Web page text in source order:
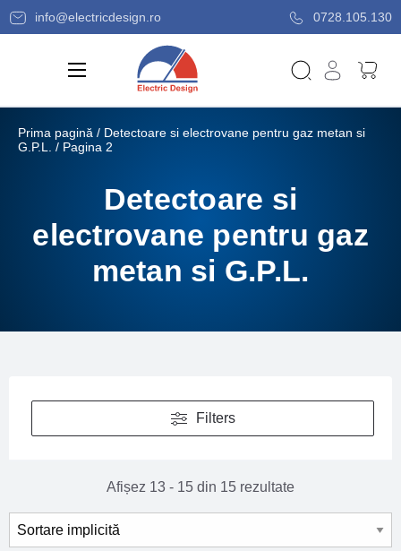
info@electricdesign.ro 0728.105.130
Prima pagină / Detectoare si electrovane pentru gaz metan si
G.P.L.
/ Pagina 2
Detectoare si
electrovane pentru gaz
metan si G.P.L.
Filters
Afișez 13 - 15 din 15 rezultate